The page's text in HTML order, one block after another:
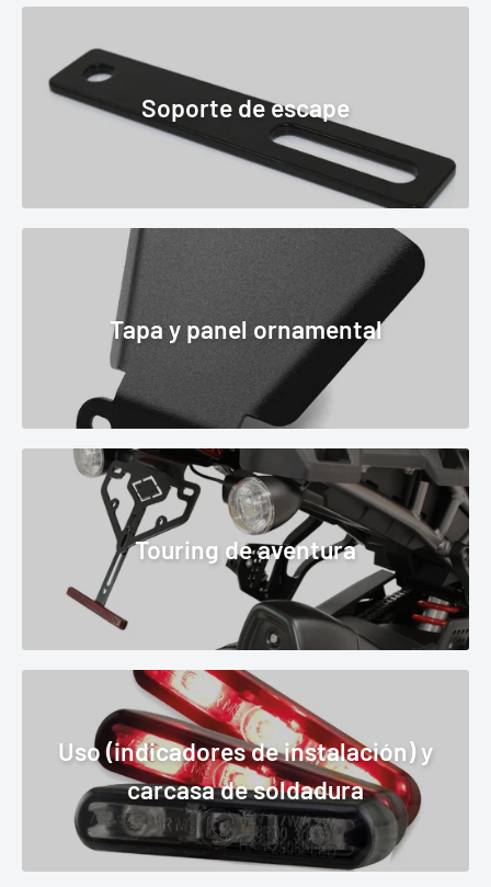
Soporte de escape
Tapa y panel ornamental
Touring de aventura
Uso (indicadores de instalación) y
carcasa de soldadura